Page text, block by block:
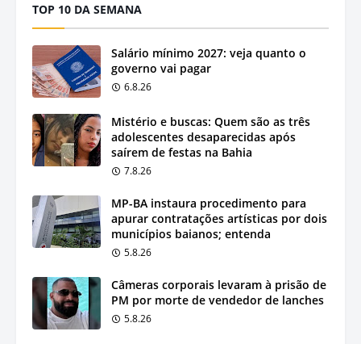
TOP 10 DA SEMANA
Salário mínimo 2027: veja quanto o
governo vai pagar
6.8.26
Mistério e buscas: Quem são as três
adolescentes desaparecidas após
saírem de festas na Bahia
7.8.26
MP-BA instaura procedimento para
apurar contratações artísticas por dois
municípios baianos; entenda
5.8.26
Câmeras corporais levaram à prisão de
PM por morte de vendedor de lanches
5.8.26